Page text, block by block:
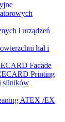
i urządzeń
hal i
Facade
Printing
silników
ATEX /EX